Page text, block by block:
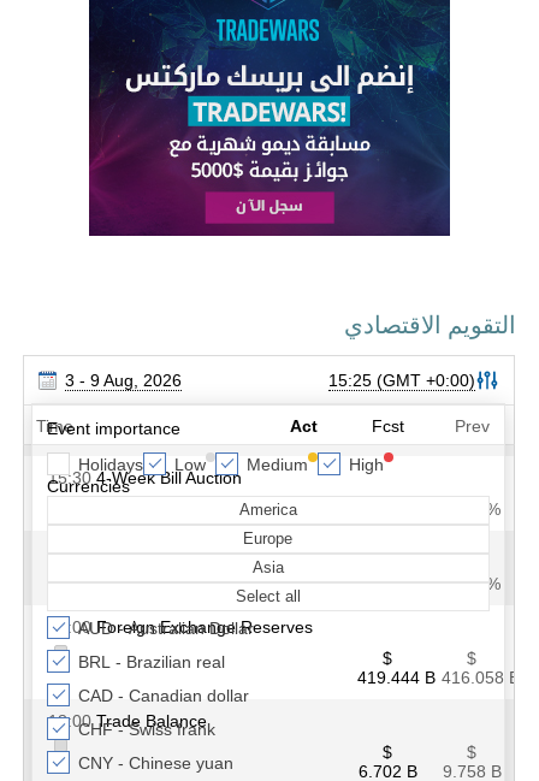
التقويم الاقتصادي